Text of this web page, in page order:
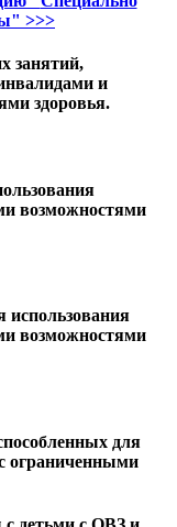
" >>>
занятий,
и
здоровья.
возможностями
использования
возможностями
для
ограниченными